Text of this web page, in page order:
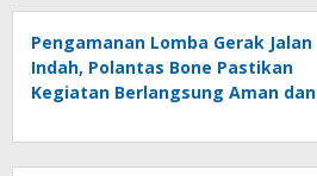
Pengamanan Lomba Gerak Jalan
Indah, Polantas Bone Pastikan
Kegiatan Berlangsung Aman dan